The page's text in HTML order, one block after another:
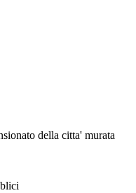
della citta' murata